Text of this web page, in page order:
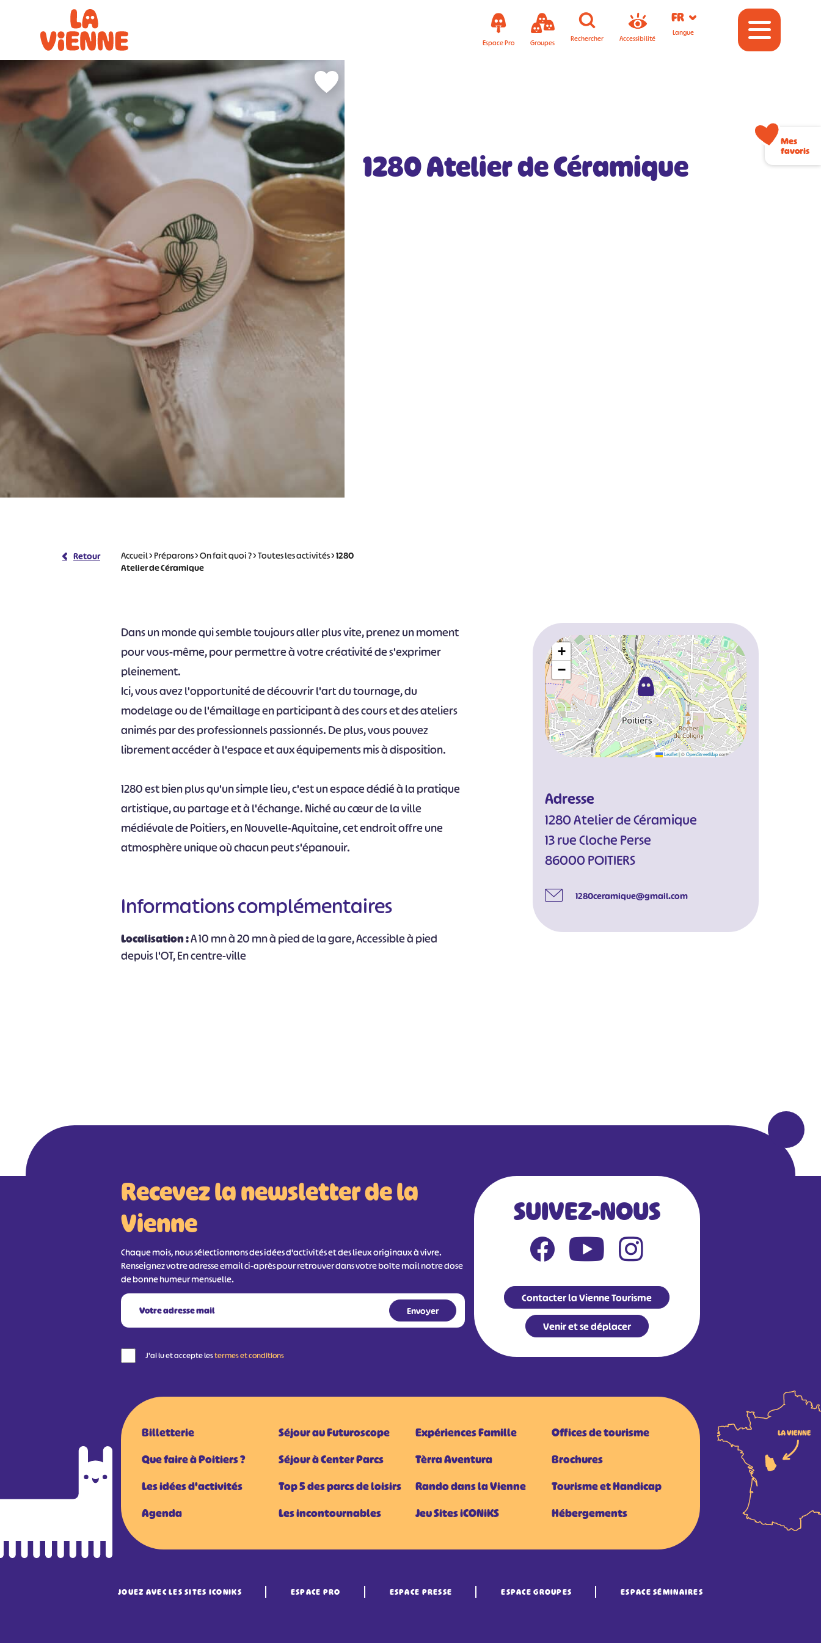
Espace Pro Groupes Rechercher Accessibilité
FR
Langue
1280 Atelier de Céramique
Retour Accueil>Préparons>On fait quoi ?>Toutes les activités>1280
Atelier de Céramique
Dans un monde qui semble toujours aller plus vite, prenez un moment
pour vous-même, pour permettre à votre créativité de s'exprimer
pleinement.
Ici, vous avez l'opportunité de découvrir l'art du tournage, du
modelage ou de l'émaillage en participant à des cours et des ateliers
animés par des professionnels passionnés. De plus, vous pouvez
librement accéder à l'espace et aux équipements mis à disposition.
1280 est bien plus qu'un simple lieu, c'est un espace dédié à la pratique
artistique, au partage et à l'échange. Niché au cœur de la ville
médiévale de Poitiers, en Nouvelle-Aquitaine, cet endroit offre une
atmosphère unique où chacun peut s'épanouir.
Informations complémentaires
Localisation :A 10 mn à 20 mn à pied de la gare, Accessible à pied
depuis l'OT, En centre-ville
+
−
Leaflet|©OpenStreetMapcontributors
Adresse
1280 Atelier de Céramique
13 rue Cloche Perse
86000 POITIERS
1280ceramique@gmail.com
Recevez la newsletter de la
Vienne
Chaque mois, nous sélectionnons des idées d'activités et des lieux originaux à vivre.
Renseignez votre adresse email ci-après pour retrouver dans votre boîte mail notre dose
de bonne humeur mensuelle.
J'ai lu et accepte lestermes et conditions
SUIVEZ-NOUS
Contacter la Vienne Tourisme
Venir et se déplacer
Billetterie
Que faire à Poitiers ?
Les idées d'activités
Agenda
Séjour au Futuroscope
Séjour à Center Parcs
Top 5 des parcs de loisirs
Les incontournables
Expériences Famille
Tèrra Aventura
Rando dans la Vienne
Jeu Sites iCONiKS
Offices de tourisme
Brochures
Tourisme et Handicap
Hébergements
JOUEZ AVEC LES SITES ICONIKS ESPACE PRO ESPACE PRESSE ESPACE GROUPES ESPACE SÉMINAIRES
# # # #
Mes
favoris
Panneau de gestion des cookies